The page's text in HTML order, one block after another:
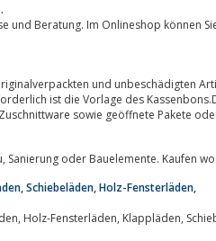
und unbeschädigten
ist die Vorlage des
ausgenommen sind Artikel zweiter Wahl, Sonderbestellungen, Zuschnittware sowie geöffnete Pakete
Ihr Partner wenn es um Baustoffe geht. Egal ob Garten, Neubau, Sanierung oder
Schiebeläden, Holz-Fensterläden,